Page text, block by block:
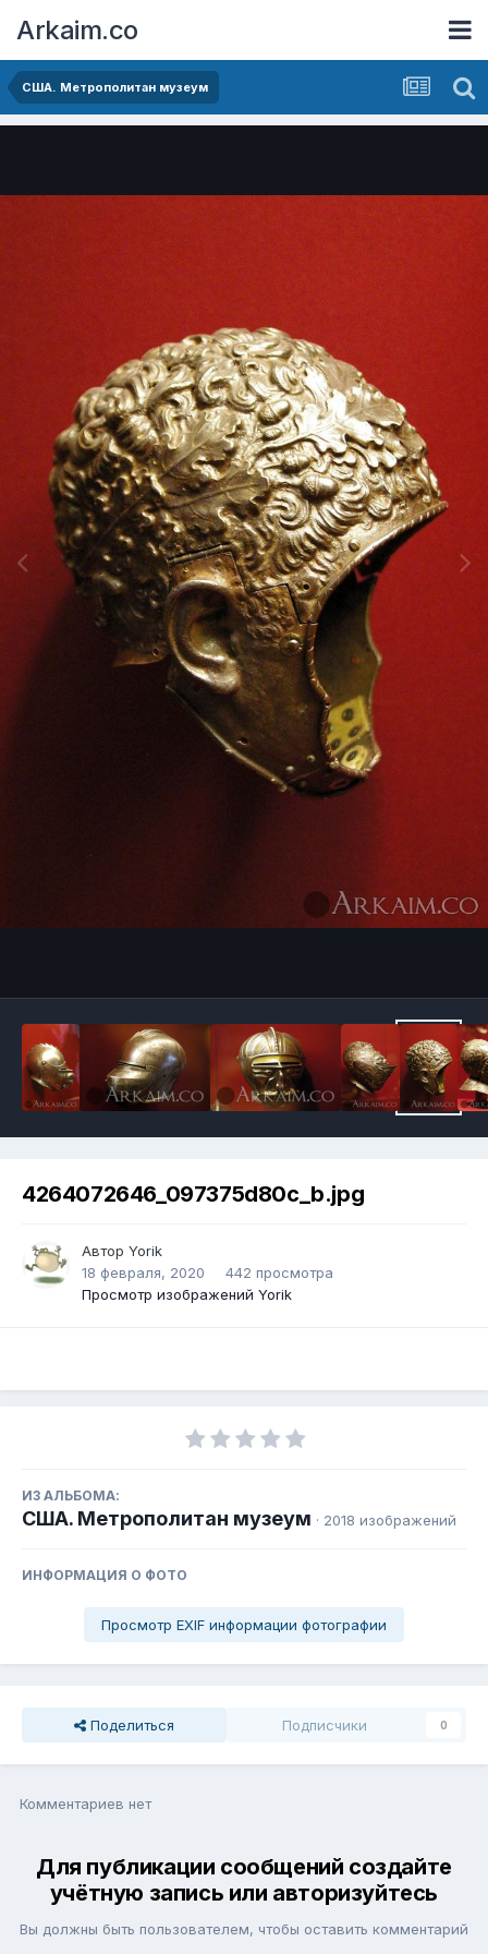
Arkaim.co
США. Метрополитан музеум
4264072646_097375d80c_b.jpg
Автор Yorik
18 февраля, 2020
442 просмотра
Просмотр изображений Yorik
ИЗ АЛЬБОМА:
США. Метрополитан музеум · 2018 изображений
ИНФОРМАЦИЯ О ФОТО
Просмотр EXIF информации фотографии
Поделиться Подписчики 0
Комментариев нет
Для публикации сообщений создайте
учётную запись или авторизуйтесь
Вы должны быть пользователем, чтобы оставить комментарий